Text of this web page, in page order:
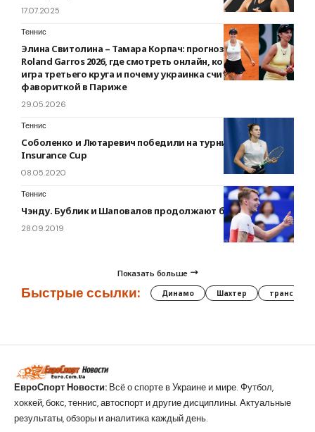
17.07.2025
Теннис
Элина Свитолина – Тамара Корпач: прогноз и анонс матча
Roland Garros 2026, где смотреть онлайн, когда начнется
игра третьего круга и почему украинка считается
фавориткой в Париже
29.05.2026
Теннис
Соболенко и Лютаревич победили на турнире Belarus
Insurance Cup
08.05.2020
Теннис
Чэнду. Бублик и Шаповалов продолжают борьбу за титул
28.09.2019
Показать больше
Быстрые ссылки: Динамо Шахтер трансферы
ЕвроСпорт Новости: Всё о спорте в Украине и мире. Футбол,
хоккей, бокс, теннис, автоспорт и другие дисциплины. Актуальные
результаты, обзоры и аналитика каждый день.